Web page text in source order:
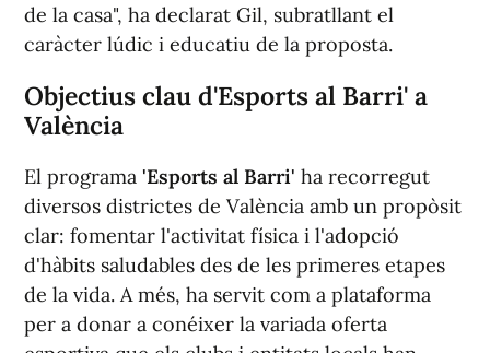
de la casa", ha declarat Gil, subratllant el
caràcter lúdic i educatiu de la proposta.
Objectius clau d'Esports al Barri' a
València
El programa 'Esports al Barri' ha recorregut
diversos districtes de València amb un propòsit
clar: fomentar l'activitat física i l'adopció
d'hàbits saludables des de les primeres etapes
de la vida. A més, ha servit com a plataforma
per a donar a conéixer la variada oferta